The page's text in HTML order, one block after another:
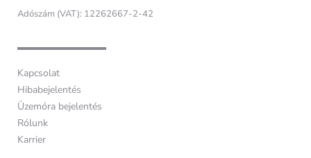
Adószám (VAT): 12262667-2-42
Kapcsolat
Hibabejelentés
Üzemóra bejelentés
Rólunk
Karrier